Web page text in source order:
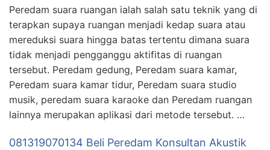
Peredam suara ruangan ialah salah satu teknik yang di
terapkan supaya ruangan menjadi kedap suara atau
mereduksi suara hingga batas tertentu dimana suara
tidak menjadi pengganggu aktifitas di ruangan
tersebut. Peredam gedung, Peredam suara kamar,
Peredam suara kamar tidur, Peredam suara studio
musik, peredam suara karaoke dan Peredam ruangan
lainnya merupakan aplikasi dari metode tersebut. …
081319070134 Beli Peredam Konsultan Akustik